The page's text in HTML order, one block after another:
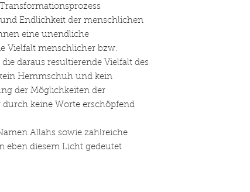
Endlichkeit der menschlichen
eine unendliche
Vielfalt menschlicher bzw.
daraus resultierende Vielfalt des
Hemmschuh und kein
der Möglichkeiten der
keine Worte erschöpfend
Allahs sowie zahlreiche
eben diesem Licht gedeutet